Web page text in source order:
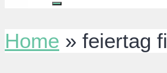
Home » feiertag